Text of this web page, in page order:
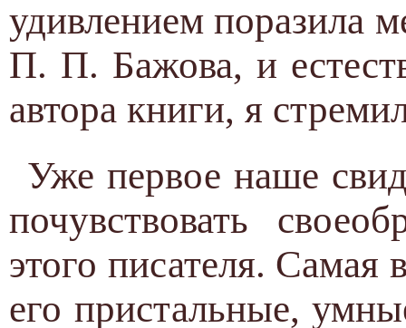
удивлением поразила
П. П. Бажова, и
автора книги, я
Уже первое наше
почувствовать
этого писателя.
его пристальные,